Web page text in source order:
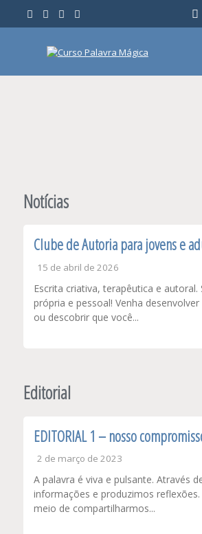
o
Notícias
Clube de Autoria para jovens e
15 de abril de 2026
Escrita criativa, terapêutica e autoral.
própria e pessoal! Venha
ou descobrir que você...
Editorial
EDITORIAL 1 – nosso
2 de março de 2023
A palavra é viva e pulsante. Através
informações e produzimos
meio de compartilharmos...